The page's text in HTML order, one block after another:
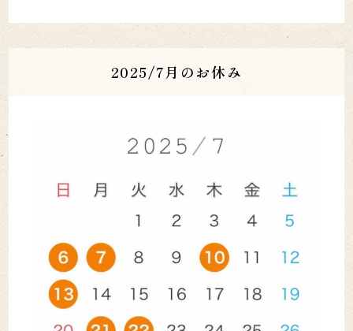
2025/7月のお休み